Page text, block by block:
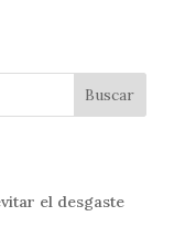
Buscar
el desgaste